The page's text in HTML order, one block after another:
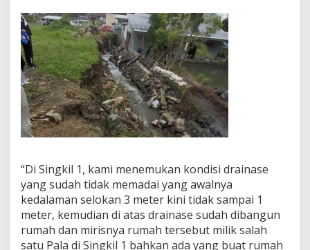
“Di Singkil 1, kami menemukan kondisi drainase
yang sudah tidak memadai yang awalnya
kedalaman selokan 3 meter kini tidak sampai 1
meter, kemudian di atas drainase sudah dibangun
rumah dan mirisnya rumah tersebut milik salah
satu Pala di Singkil 1 bahkan ada yang buat rumah